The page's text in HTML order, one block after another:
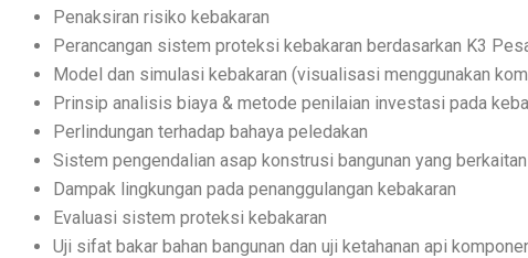
Penaksiran risiko kebakaran
Perancangan sistem proteksi kebakaran berdasarkan K3
Model dan simulasi kebakaran (visualisasi menggunakan
Prinsip analisis biaya & metode penilaian investasi pada
Perlindungan terhadap bahaya peledakan
Sistem pengendalian asap konstrusi bangunan yang
Dampak lingkungan pada penanggulangan kebakaran
Evaluasi sistem proteksi kebakaran
Uji sifat bakar bahan bangunan dan uji ketahanan api